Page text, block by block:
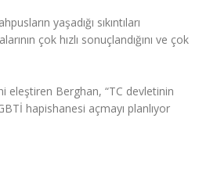
yaşadığı sıkıntıları
çok hızlı sonuçlandığını ve çok
eleştiren Berghan, “TC devletinin
hapishanesi açmayı planlıyor